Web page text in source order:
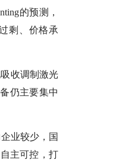
的预测，
剩、价格承
收调制激光
仍主要集中
业较少，国
主可控，打